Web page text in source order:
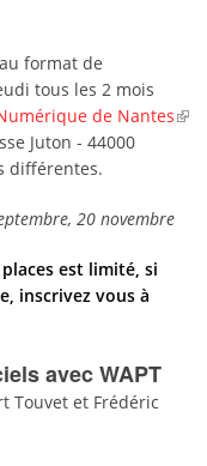
format de
tous les 2 mois
de Nantes
Juton - 44000
différentes.
20 novembre
est limité, si
inscrivez vous à
avec WAPT
Touvet et Frédéric